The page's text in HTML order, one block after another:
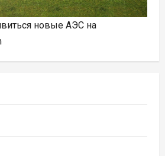
новые АЭС на